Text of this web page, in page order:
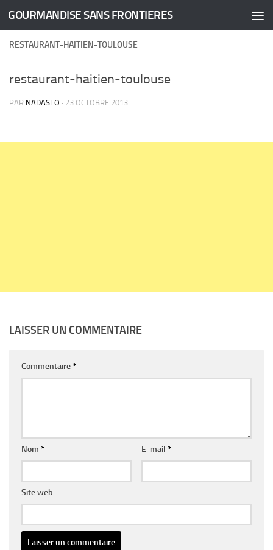
Skip to content
GOURMANDISE SANS FRONTIERES
RESTAURANT-HAITIEN-TOULOUSE
restaurant-haitien-toulouse
PAR NADASTO · 23 OCTOBRE 2013
LAISSER UN COMMENTAIRE
Commentaire*
Nom * E-mail *
Site web